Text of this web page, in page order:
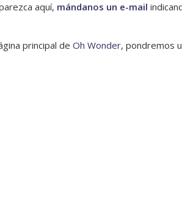
aquí, mándanos un e-mail
principal de Oh Wonder, pondremos